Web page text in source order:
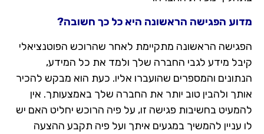
הפגישה הראשונה היא כל כך חשובה?
הראשונה מתקיימת לאחר שהרוכש הפוטנציאלי
מידע לגבי החברה שלך ולמד את כל המידע,
והמספרים שהועברו אליו. כעת הוא מבקש להכיר
ולהבין טוב יותר את החברה שלך באמצעותך. אין
בחשיבות פגישה זו, על פיה הרוכש יחליט האם יש
עניין להמשיך במגעים איתך ועל פיה תקבע ההצעה